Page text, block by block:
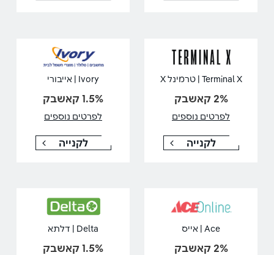
Terminal X | טרמינל X
2% קאשבק
לפרטים נוספים
לקנייה
Ivory | אייבורי
1.5% קאשבק
לפרטים נוספים
לקנייה
Ace | אייס
2% קאשבק
Delta | דלתא
1.5% קאשבק